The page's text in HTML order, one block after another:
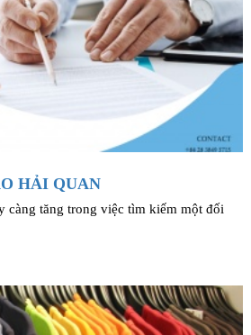
HẢI QUAN
càng tăng trong việc tìm kiếm một đối